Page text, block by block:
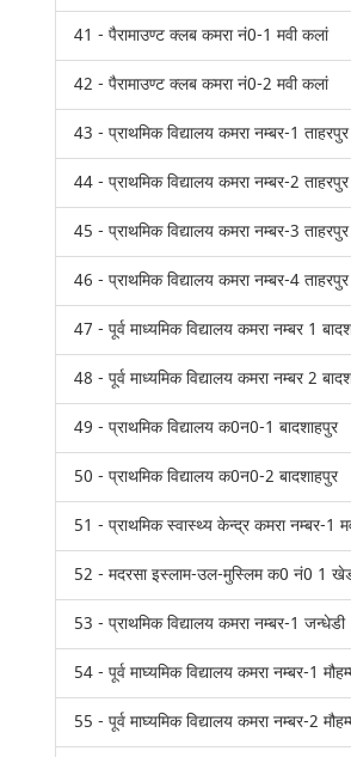
41 - पैरामाउण्ट क्लब कमरा नं0-1 मवी कलां
42 - पैरामाउण्ट क्लब कमरा नं0-2 मवी कलां
43 - प्राथमिक विद्यालय कमरा नम्बर-1 ताहरपुर
44 - प्राथमिक विद्यालय कमरा नम्बर-2 ताहरपुर
45 - प्राथमिक विद्यालय कमरा नम्बर-3 ताहरपुर
46 - प्राथमिक विद्यालय कमरा नम्बर-4 ताहरपुर
47 - पूर्व माध्यमिक विद्यालय कमरा नम्बर 1
48 - पूर्व माध्यमिक विद्यालय कमरा नम्बर 2
49 - प्राथमिक विद्यालय क0न0-1 बादशाहपुर
50 - प्राथमिक विद्यालय क0न0-2 बादशाहपुर
51 - प्राथमिक स्वास्थ्य केन्द्र कमरा नम्बर-1
52 - मदरसा इस्लाम-उल-मुस्लिम क0 नं0 1
53 - प्राथमिक विद्यालय कमरा नम्बर-1 जन्धेडी
54 - पूर्व माघ्यमिक विद्यालय कमरा नम्बर-1
55 - पूर्व माघ्यमिक विद्यालय कमरा नम्बर-2